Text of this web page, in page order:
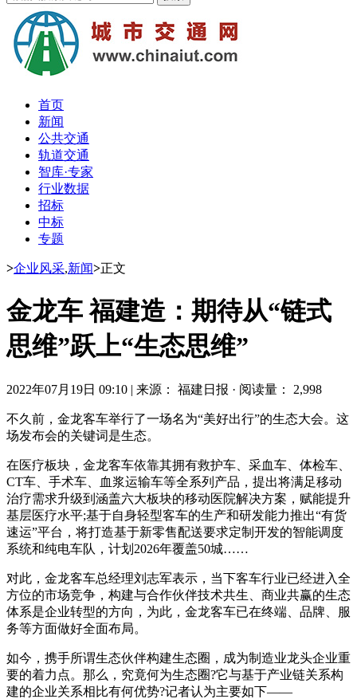
首页
新闻
公共交通
轨道交通
智库·专家
行业数据
招标
中标
专题
>企业风采,新闻>正文
金龙车 福建造：期待从“链式
思维”跃上“生态思维”
2022年07月19日 09:10 | 来源： 福建日报 · 阅读量： 2,998
不久前，金龙客车举行了一场名为“美好出行”的生态大会。这
场发布会的关键词是生态。
在医疗板块，金龙客车依靠其拥有救护车、采血车、体检车、
CT车、手术车、血浆运输车等全系列产品，提出将满足移动
治疗需求升级到涵盖六大板块的移动医院解决方案，赋能提升
基层医疗水平;基于自身轻型客车的生产和研发能力推出“有货
速运”平台，将打造基于新零售配送要求定制开发的智能调度
系统和纯电车队，计划2026年覆盖50城……
对此，金龙客车总经理刘志军表示，当下客车行业已经进入全
方位的市场竞争，构建与合作伙伴技术共生、商业共赢的生态
体系是企业转型的方向，为此，金龙客车已在终端、品牌、服
务等方面做好全面布局。
如今，携手所谓生态伙伴构建生态圈，成为制造业龙头企业重
要的着力点。那么，究竟何为生态圈?它与基于产业链关系构
建的企业关系相比有何优势?记者认为主要如下——